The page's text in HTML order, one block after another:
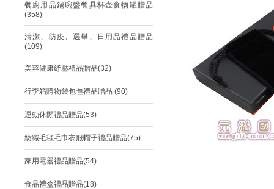
餐廚用品鍋碗盤餐具杯壺食物罐贈品
(358)
清潔、防疫、選舉、日用品禮品贈品
(109)
美容健康紓壓禮品贈品(32)
行李箱購物袋包包禮品贈品 (90)
運動休閒禮品贈品(53)
紡織毛毯毛巾衣服帽子禮品贈品(75)
家用電器禮品贈品(54)
食品禮盒禮品贈品(18)